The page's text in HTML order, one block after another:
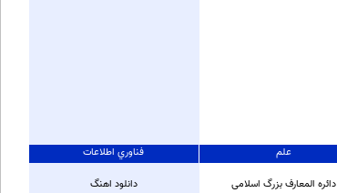
علم
دائره المعارف بزرگ اسلامی
فناوري اطلاعات
دانلود اهنگ